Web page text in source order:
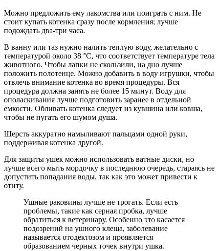
Можно предложить ему лакомства или поиграть с ним. Не
стоит купать котенка сразу после кормления; лучше
подождать два-три часа.
В ванну или таз нужно налить теплую воду, желательно с
температурой около 38 °С, что соответствует температуре тела
животного. Чтобы лапки не скользили, на дно лучше
положить полотенце. Можно добавить в воду игрушки, чтобы
отвлечь внимание котенка во время процедуры. Вся
процедура должна занять не более 15 минут. Воду для
ополаскивания лучше подготовить заранее в отдельной
емкости. Обливать котенка следует из кувшина или ковша,
чтобы не пугать его шумом душа.
Шерсть аккуратно намыливают пальцами одной руки,
поддерживая котенка другой.
Для защиты ушек можно использовать ватные диски, но
лучше всего мыть мордочку в последнюю очередь, стараясь не
допустить попадания воды, так как это может привести к
отиту.
Ушные раковины лучше не трогать. Если есть
проблемы, такие как серная пробка, лучше
обратиться к ветеринару. Особенно это касается
подозрений на ушного клеща, заболевание
называется отодектозом и проявляется
образованием черных точек внутри ушка.